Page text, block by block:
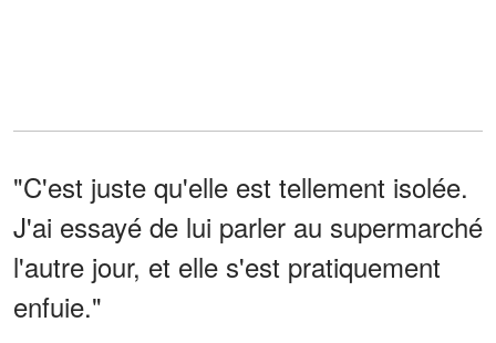
"C'est juste qu'elle est tellement isolée.
J'ai essayé de lui parler au supermarché
l'autre jour, et elle s'est pratiquement
enfuie."